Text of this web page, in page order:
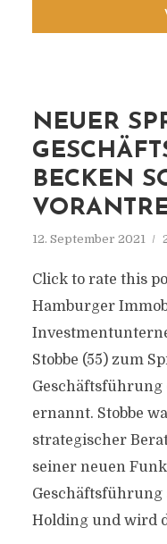
NEUER
BECKEN
12. September 2021
Click to rate this
Hamburger
Stobbe (55) zum
Geschäftsführung
ernannt. Stobbe
strategischer
seiner neuen
Geschäftsführung
Holding und wird